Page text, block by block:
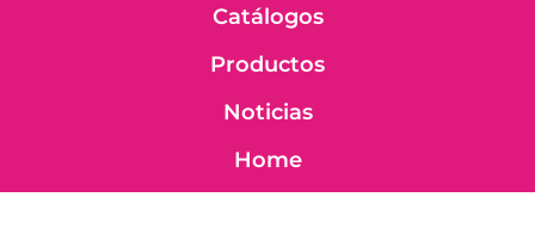
Catálogos
Productos
Noticias
Home